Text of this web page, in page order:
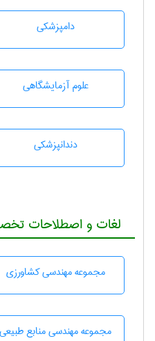
دامپزشكی
علوم آزمايشگاهی
دندانپزشكی
لغات و اصطلاحات
مجموعه مهندسی كشاورزی
مجموعه مهندسی منابع طبيعی